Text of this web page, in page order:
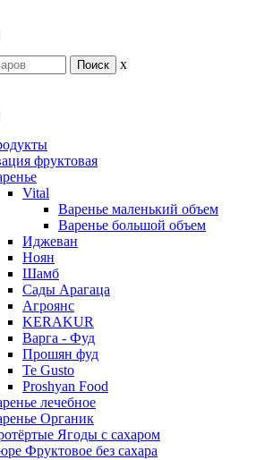
x
фруктовая
Vital
Варенье маленький объем
Варенье большой объем
Иджеван
Ноян
Шамб
Сады Арагаца
Агроянс
KERAKUR
Варга - Фуд
Прошян фуд
Te Gusto
Proshyan Food
лечебное
Органик
Ягоды с сахаром
Фруктовое без сахара